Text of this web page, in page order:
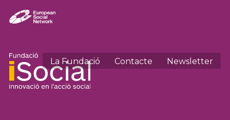
La Fundació Contacte Newsletter